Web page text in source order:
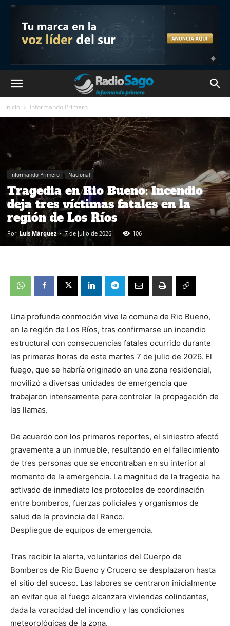
Inicio Informando Primero
Informando Primero Nacional
Tragedia en Rio Bueno: Incendio
deja tres víctimas fatales en la
región de Los Ríos
Por Luis Márquez - 7 de julio de 2026 106
Una profunda conmoción vive la comuna de Rio Bueno,
en la región de Los Ríos, tras confirmarse un incendio
estructural con consecuencias fatales ocurrido durante
las primeras horas de este martes 7 de julio de 2026. El
fuego, que se habría originado en una zona residencial,
movilizó a diversas unidades de emergencia que
trabajaron intensamente para controlar la propagación de
las llamas.
De acuerdo con los primeros reportes, el siniestro afectó
gravemente a un inmueble, resultando en el fallecimiento
de tres personas que se encontraban en su interior al
momento de la emergencia. La magnitud de la tragedia ha
activado de inmediato los protocolos de coordinación
entre bomberos, fuerzas policiales y organismos de
salud de la provincia del Ranco.
Despliegue de equipos de emergencia.
Tras recibir la alerta, voluntarios del Cuerpo de
Bomberos de Rio Bueno y Crucero se desplazaron hasta
el sitio del suceso. Las labores se centraron inicialmente
en evitar que el fuego alcanzara viviendas colindantes,
dada la voracidad del incendio y las condiciones
meteorológicas de la zona.